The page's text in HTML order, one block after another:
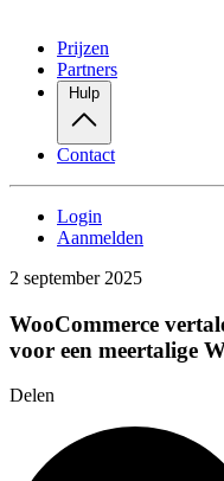
Prijzen
Partners
Hulp
Contact
Login
Aanmelden
2 september 2025
WooCommerce
voor een meertalige
Delen